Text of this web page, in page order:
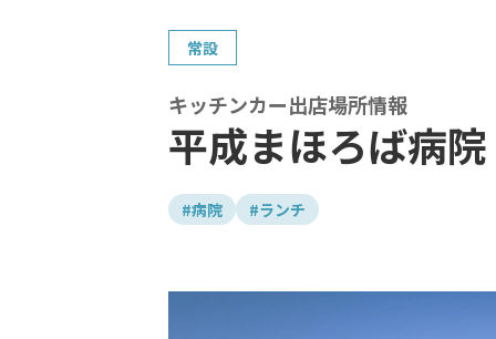
常設
平成まほろば病院
キッチンカー出店場所情報
#病院 #ランチ